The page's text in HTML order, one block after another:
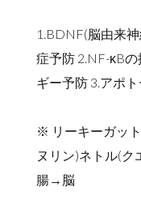
1.BDNF(脳由来
症予防 2.NF-κB
ギー予防 3.アポ
※ リーキーガッ
ヌリン)ネトル(
腸→脳